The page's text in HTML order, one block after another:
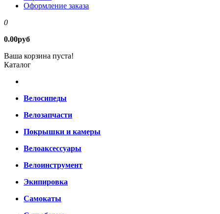
Оформление заказа
0
0.00руб
Ваша корзина пуста!
Каталог
Велосипеды
Велозапчасти
Покрышки и камеры
Велоаксессуары
Велоинструмент
Экипировка
Самокаты